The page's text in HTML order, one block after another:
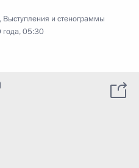
, Выступления и стенограммы
05:30